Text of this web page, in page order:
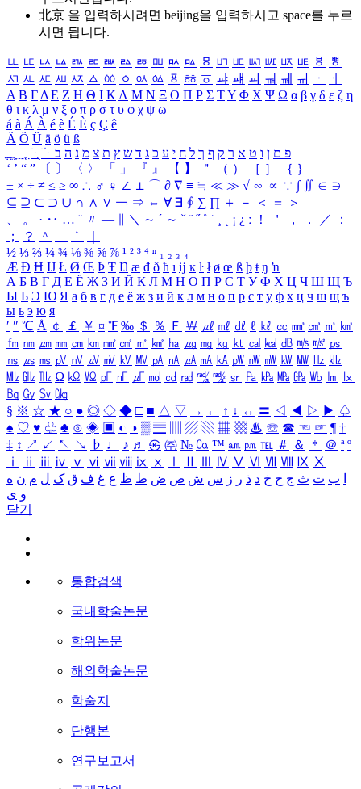
北京 을 입력하시려면 beijing을 입력하시고 space를 누르
시면 됩니다.
ㅥ ㅦ ㅧ ㅨ ㅩ ㅪ ㅫ ㅬ ㅭ ㅮ ㅯ ㅰ ㅱ ㅲ ㅳ ㅴ ㅵ ㅶ ㅷ ㅸ
ㅹ
ㅺ ㅻ ㅼ ㅽ ㅾ ㅿ ㆀ ㆁ ㆂ ㆃ ㆄ ㆅ ㆆ ㆇ ㆈ ㆉ ㆊ ㆋ ㆌ ㆍ
ㆎ
Α Β ΓΔ Ε Ζ Η Θ Ι ΚΛ Μ Ν Ξ Ο Π Ρ Σ ΤΥ Φ Χ Ψ Ω α β γ δ ε ζ η
θ ι κ λ μ ν ξ ο π ρ σ τ υ φ χ ψ ω
á à Á À é è É È ç Ç ê
Ä Ö Ü ä ö ü ß
ִֶֹ ֻּ ׁׂ פ ם ן ו ט א ר ק ף ך ל ח י ע כ ג ד ש ץ ת צ מ נ ה ב
‘ ’ “ ” 〔 〕 〈 〉 「 」 『 』 【 】 ＂ （ ） ［ ］ ｛ ｝
± × ÷ ≠ ≤ ≥ ∞ ∴ ♂ ♀ ∠ ⊥ ⌒ ∂ ∇ ≡ ≒ ≪ ≫ √ ∽ ∝ ∵ ∫ ∬ ∈ ∋
⊆ ⊇ ⊂ ⊃ ∪ ∩ ∧ ∨ ￢ ⇒ ⇔ ∀ ∃ ∮ ∑ ∏ ＋ － ＜ ＝
＞
、
。 · ‥ … ¨ 〃 ― ＼ ∼ ´ ～ ˇ ˘ ˝ ˚ ˙ ¸ ¡ ¿ ː ！ ＇ ， ． ／
：
；
？ ＾ ｀
½ ⅓ ⅔ ¼ ¾ ⅛ ⅜ ⅝ ⅞ ¹ ² ³ ⁴ ⁿ ₁ ₂ ₃ ₄
Æ Ð Ħ Ĳ Ł Ø Œ Þ Ŧ Ŋ æ đ ð ħ ı ĳ ĸ ŀ ł ø œ ß þ ŧ ŋ ŉ
А Б В Г Д Е Ё Ж З И Й К Л М Н О П Р С Т У Ф Х Ц Ч Ш Щ Ъ
Ы Ь Э Ю Я а б в г д е ё ж з и й к л м н о п р с т у ф х ц ч ш щ ъ
ы ь э ю я
′ ″ ℃ Å ￠ ￡ ￥ ¤ ℉ ‰ ＄ ％ Ｆ ￦ ㎕ ㎖ ㎗ ℓ ㎘ ㏄ ㎣ ㎤ ㎥ ㎦
㎙ ㎚ ㎛ ㎜ ㎝ ㎞ ㎟ ㎠ ㎡ ㎢ ㏊ ㎍ ㎎ ㎏ ㏏ ㎈ ㎉ ㏈ ㎧ ㎨ ㎰
㎱ ㎲ ㎳ ㎴ ㎵ ㎶ ㎷ ㎸ ㎹ ㎀ ㎁ ㎂ ㎃ ㎄ ㎺ ㎻ ㎽ ㎾ ㎿ ㎐ ㎑
㎒ ㎓ ㎔ Ω ㏀ ㏁ ㎊ ㎋ ㎌ ㏖ ㏅ ㎭ ㎮ ㎯ ㏛ ㎩ ㎪ ㎫ ㎬ ㏝ ㏐
㏓
㏃ ㏉ ㏜ ㏆
§ ※ ☆ ★ ○ ● ◎ ◇ ◆ □ ■ △ ▽ → ← ↑ ↓ ↔ 〓 ◁ ◀ ▷ ▶ ♤
♠ ♡ ♥ ♧ ♣ ⊙ ◈ ▣ ◐ ◑ ▒ ▤ ▨ ▧ ▦ ▩ ♨ ☏ ☎ ☜ ☞ ¶ †
‡ ↕ ↗ ↙ ↖ ↘ ♭ ♩ ♪ ♬ ㉿ ㈜ № ㏇ ™ ㏂ ㏘ ℡ ＃ ＆ ＊ ＠ ª º
ⅰ
ⅱ ⅲ ⅳ ⅴ ⅵ ⅶ ⅷ ⅸ ⅹ Ⅳ Ⅴ Ⅵ Ⅶ Ⅷ Ⅸ Ⅹ
ب ت ث ج ح خ د ذ ر ز س ش ص ض ط ظ ع غ ف ق ک ل م ن ه
و ی
닫기
통합검색
국내학술논문
학위논문
해외학술논문
학술지
단행본
연구보고서